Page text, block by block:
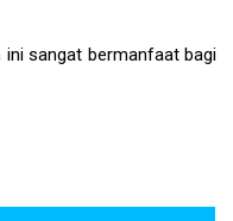
sangat bermanfaat bagi